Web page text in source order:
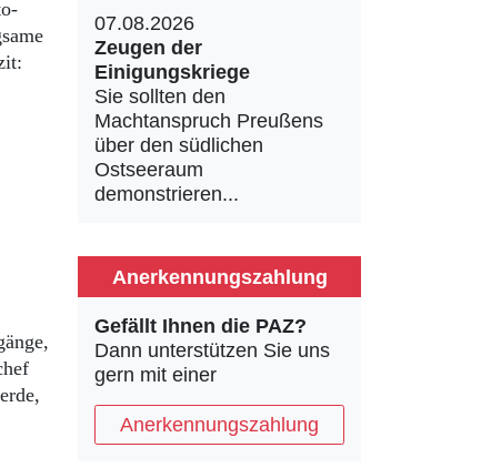
07.08.2026
Zeugen der
Einigungskriege
Sie sollten den
Machtanspruch Preußens
über den südlichen
Ostseeraum
demonstrieren...
Anerkennungszahlung
Gefällt Ihnen die PAZ?
Dann unterstützen Sie uns
gern mit einer
Anerkennungszahlung